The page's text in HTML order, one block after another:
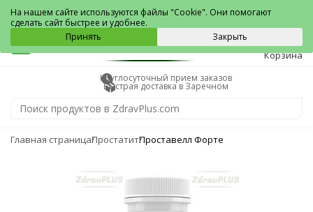
Заречный
0
Корзина
Круглосуточный прием заказов
Быстрая доставка в Заречном
Главная страницаПростатитПроставелл Форте
На нашем сайте используются файлы "Cookie". Они помогают
сделать сайт быстрее и удобнее.
Принять
Закрыть